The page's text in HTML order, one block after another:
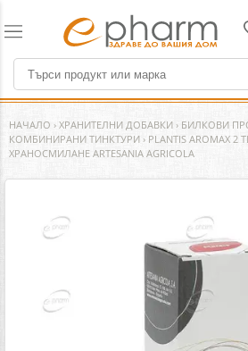
НАЧАЛО › ХРАНИТЕЛНИ ДОБАВКИ › БИЛКОВИ
КОМБИНИРАНИ ТИНКТУРИ › PLANTIS AROMAX
ХРАНОСМИЛАНЕ ARTESANIA AGRICOLA